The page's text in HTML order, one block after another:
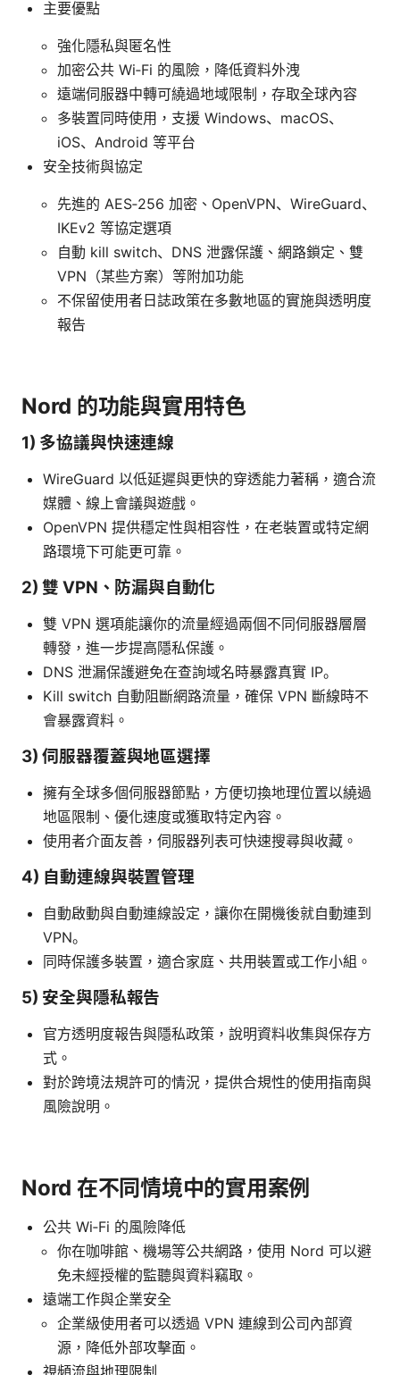
主要優點
強化隱私與匿名性
加密公共 Wi‑Fi 的風險，降低資料外洩
遠端伺服器中轉可繞過地域限制，存取全球內容
多裝置同時使用，支援 Windows、macOS、
iOS、Android 等平台
安全技術與協定
先進的 AES‑256 加密、OpenVPN、WireGuard、
IKEv2 等協定選項
自動 kill switch、DNS 泄露保護、網路鎖定、雙
VPN（某些方案）等附加功能
不保留使用者日誌政策在多數地區的實施與透明度
報告
Nord 的功能與實用特色
1) 多協議與快速連線
WireGuard 以低延遲與更快的穿透能力著稱，適合流
媒體、線上會議與遊戲。
OpenVPN 提供穩定性與相容性，在老裝置或特定網
路環境下可能更可靠。
2) 雙 VPN、防漏與自動化
雙 VPN 選項能讓你的流量經過兩個不同伺服器層層
轉發，進一步提高隱私保護。
DNS 泄漏保護避免在查詢域名時暴露真實 IP。
Kill switch 自動阻斷網路流量，確保 VPN 斷線時不
會暴露資料。
3) 伺服器覆蓋與地區選擇
擁有全球多個伺服器節點，方便切換地理位置以繞過
地區限制、優化速度或獲取特定內容。
使用者介面友善，伺服器列表可快速搜尋與收藏。
4) 自動連線與裝置管理
自動啟動與自動連線設定，讓你在開機後就自動連到
VPN。
同時保護多裝置，適合家庭、共用裝置或工作小組。
5) 安全與隱私報告
官方透明度報告與隱私政策，說明資料收集與保存方
式。
對於跨境法規許可的情況，提供合規性的使用指南與
風險說明。
Nord 在不同情境中的實用案例
公共 Wi‑Fi 的風險降低
你在咖啡館、機場等公共網路，使用 Nord 可以避
免未經授權的監聽與資料竊取。
遠端工作與企業安全
企業級使用者可以透過 VPN 連線到公司內部資
源，降低外部攻擊面。
視頻流與地理限制